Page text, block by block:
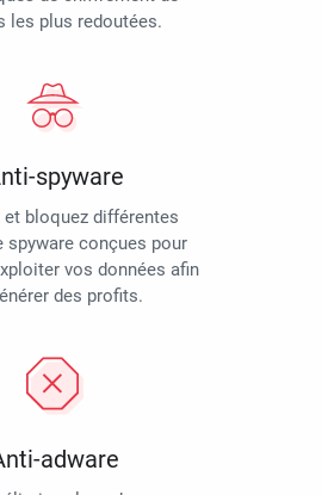
les plus redoutées.
spyware
et bloquez différentes
spyware conçues pour
vos données afin
des profits.
adware